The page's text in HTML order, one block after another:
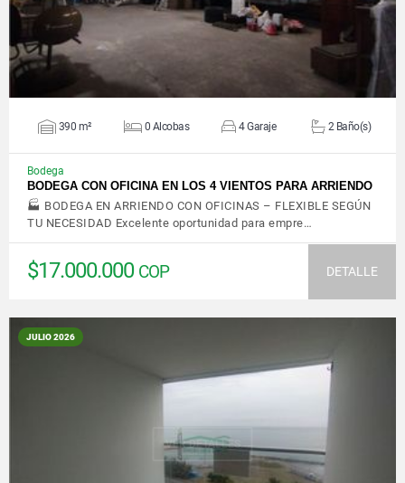
390 m² 0 Alcobas 4 Garaje 2 Baño(s)
Bodega
BODEGA CON OFICINA EN LOS 4 VIENTOS PARA ARRIENDO
🏭 BODEGA EN ARRIENDO CON OFICINAS – FLEXIBLE SEGÚN
TU NECESIDAD Excelente oportunidad para empre…
$17.000.000 COP DETALLE
JULIO 2026
VER DETALLES